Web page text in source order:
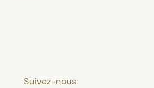
Suivez-nous